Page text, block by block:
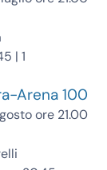
| 1
Arena 100
ore 21.00